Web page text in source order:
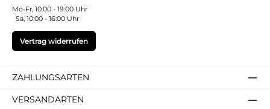
Mo-Fr, 10:00 - 19:00 Uhr
Sa, 10:00 - 16:00 Uhr
Vertrag widerrufen
ZAHLUNGSARTEN
VERSANDARTEN